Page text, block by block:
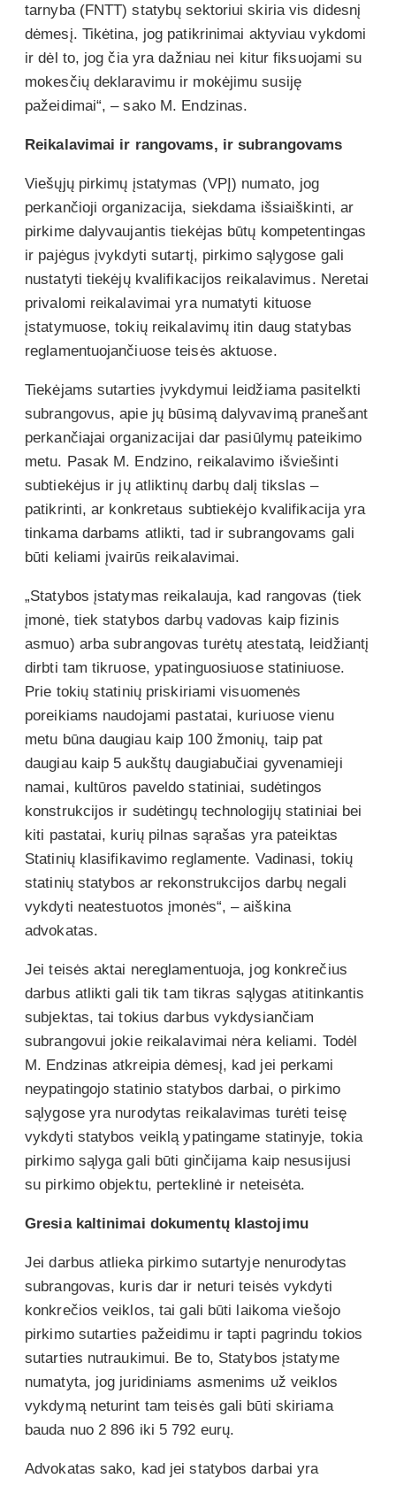
tarnyba (FNTT) statybų sektoriui skiria vis didesnį
dėmesį. Tikėtina, jog patikrinimai aktyviau vykdomi
ir dėl to, jog čia yra dažniau nei kitur fiksuojami su
mokesčių deklaravimu ir mokėjimu susiję
pažeidimai“, – sako M. Endzinas.
Reikalavimai ir rangovams, ir subrangovams
Viešųjų pirkimų įstatymas (VPĮ) numato, jog
perkančioji organizacija, siekdama išsiaiškinti, ar
pirkime dalyvaujantis tiekėjas būtų kompetentingas
ir pajėgus įvykdyti sutartį, pirkimo sąlygose gali
nustatyti tiekėjų kvalifikacijos reikalavimus. Neretai
privalomi reikalavimai yra numatyti kituose
įstatymuose, tokių reikalavimų itin daug statybas
reglamentuojančiuose teisės aktuose.
Tiekėjams sutarties įvykdymui leidžiama pasitelkti
subrangovus, apie jų būsimą dalyvavimą pranešant
perkančiajai organizacijai dar pasiūlymų pateikimo
metu. Pasak M. Endzino, reikalavimo išviešinti
subtiekėjus ir jų atliktinų darbų dalį tikslas –
patikrinti, ar konkretaus subtiekėjo kvalifikacija yra
tinkama darbams atlikti, tad ir subrangovams gali
būti keliami įvairūs reikalavimai.
„Statybos įstatymas reikalauja, kad rangovas (tiek
įmonė, tiek statybos darbų vadovas kaip fizinis
asmuo) arba subrangovas turėtų atestatą, leidžiantį
dirbti tam tikruose, ypatinguosiuose statiniuose.
Prie tokių statinių priskiriami visuomenės
poreikiams naudojami pastatai, kuriuose vienu
metu būna daugiau kaip 100 žmonių, taip pat
daugiau kaip 5 aukštų daugiabučiai gyvenamieji
namai, kultūros paveldo statiniai, sudėtingos
konstrukcijos ir sudėtingų technologijų statiniai bei
kiti pastatai, kurių pilnas sąrašas yra pateiktas
Statinių klasifikavimo reglamente. Vadinasi, tokių
statinių statybos ar rekonstrukcijos darbų negali
vykdyti neatestuotos įmonės“, – aiškina
advokatas.
Jei teisės aktai nereglamentuoja, jog konkrečius
darbus atlikti gali tik tam tikras sąlygas atitinkantis
subjektas, tai tokius darbus vykdysiančiam
subrangovui jokie reikalavimai nėra keliami. Todėl
M. Endzinas atkreipia dėmesį, kad jei perkami
neypatingojo statinio statybos darbai, o pirkimo
sąlygose yra nurodytas reikalavimas turėti teisę
vykdyti statybos veiklą ypatingame statinyje, tokia
pirkimo sąlyga gali būti ginčijama kaip nesusijusi
su pirkimo objektu, perteklinė ir neteisėta.
Gresia kaltinimai dokumentų klastojimu
Jei darbus atlieka pirkimo sutartyje nenurodytas
subrangovas, kuris dar ir neturi teisės vykdyti
konkrečios veiklos, tai gali būti laikoma viešojo
pirkimo sutarties pažeidimu ir tapti pagrindu tokios
sutarties nutraukimui. Be to, Statybos įstatyme
numatyta, jog juridiniams asmenims už veiklos
vykdymą neturint tam teisės gali būti skiriama
bauda nuo 2 896 iki 5 792 eurų.
Advokatas sako, kad jei statybos darbai yra